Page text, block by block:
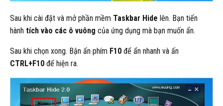
Sau khi cài đặt và mở phần mềm Taskbar Hide lên. Bạn tiến
hành tích vào các ô vuông của ứng dụng mà bạn muốn ẩn.
Sau khi chọn xong. Bận ấn phím F10 để ẩn nhanh và ấn
CTRL+F10 để hiện ra.